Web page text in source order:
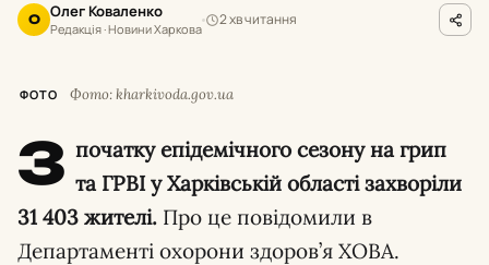
О Олег Коваленко
Редакція · Новини Харкова
2 хв читання
ФОТО Фото: kharkivoda.gov.ua
З початку епідемічного сезону на грип
та ГРВІ у Харківській області захворіли
31 403 жителі. Про це повідомили в
Департаменті охорони здоров’я ХОВА.